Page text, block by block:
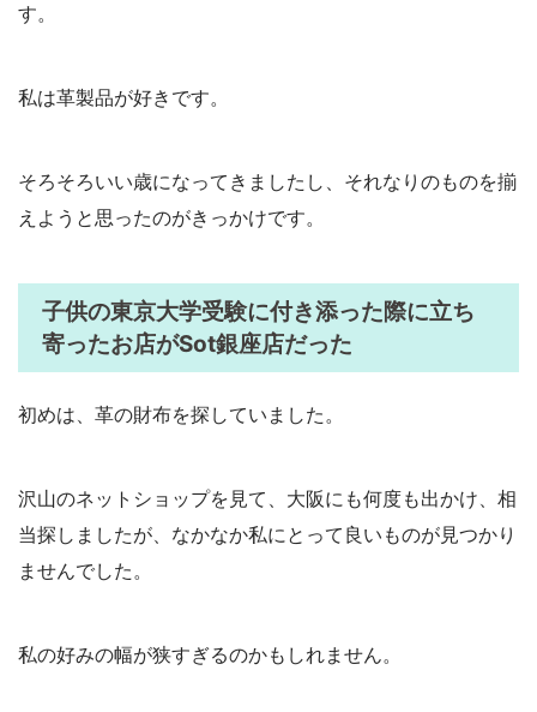
す。
私は革製品が好きです。
そろそろいい歳になってきましたし、それなりのものを揃
えようと思ったのがきっかけです。
子供の東京大学受験に付き添った際に立ち
寄ったお店がSot銀座店だった
初めは、革の財布を探していました。
沢山のネットショップを見て、大阪にも何度も出かけ、相
当探しましたが、なかなか私にとって良いものが見つかり
ませんでした。
私の好みの幅が狭すぎるのかもしれません。